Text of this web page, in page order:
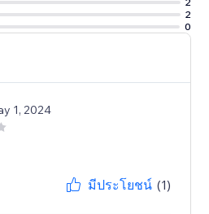
2
0
1, 2024
มีประโยชน์ (1)